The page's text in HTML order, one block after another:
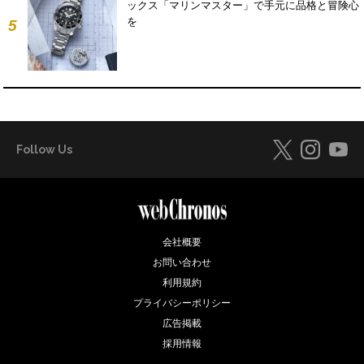
5
ックス「マリンマスター」で手元に品格と冒険心
を
Follow Us
会社概要
お問い合わせ
利用規約
プライバシーポリシー
広告掲載
採用情報